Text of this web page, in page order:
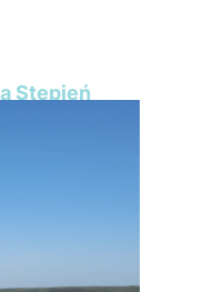
Stępień